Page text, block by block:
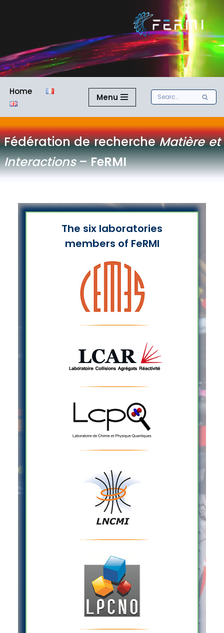
content
Home
Menu
Fédération de rechercheMatière et
Interactions–FeRMI
The six laboratories
members of FeRMI